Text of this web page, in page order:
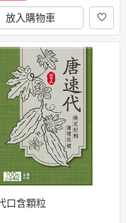
放入購物車
口含顆粒